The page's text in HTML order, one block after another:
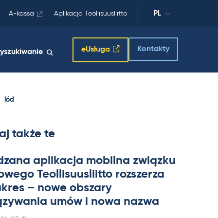
A-kassa Aplikacja Teollisuusliitto PL
eUsługa Kontakty
lód
także te
apli­kacja mo­bilna związku
Teol­li­suus­liitto rozszerza
– nowe obszary
umów i nowa nazwa